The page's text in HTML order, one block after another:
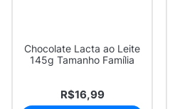
Chocolate Lacta ao Leite
145g Tamanho Família
R$16,99